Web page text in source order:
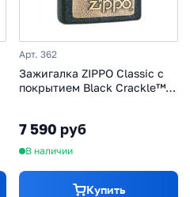
Арт. 362
Зажигалка ZIPPO Classic с
покрытием Black Crackle™,
7 590 руб
В наличии
Купить